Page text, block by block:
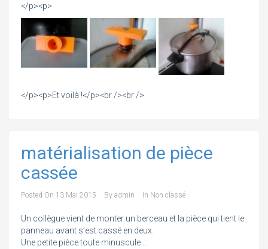
</p><p>
</p><p>Et voilà !</p><br /><br />
matérialisation de pièce
cassée
Posted On 13 Mai 2015 By admin In Non classé
Un collègue vient de monter un berceau et la pièce qui tient le
panneau avant s’est cassé en deux.
Une petite pièce toute minuscule …